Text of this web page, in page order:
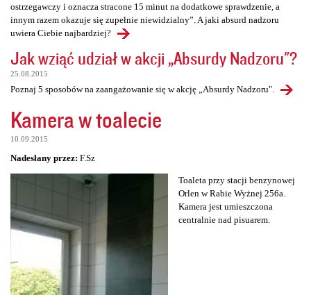
ostrzegawczy i oznacza stracone 15 minut na dodatkowe sprawdzenie, a
innym razem okazuje się zupełnie niewidzialny”. A jaki absurd nadzoru
uwiera Ciebie najbardziej?
Jak wziąć udział w akcji „Absurdy Nadzoru"?
25.08.2015
Poznaj 5 sposobów na zaangażowanie się w akcję „Absurdy Nadzoru".
Kamera w toalecie
10.09.2015
Nadesłany przez: F.Sz
Toaleta przy stacji benzynowej
Orlen w Rabie Wyżnej 256a.
Kamera jest umieszczona
centralnie nad pisuarem.